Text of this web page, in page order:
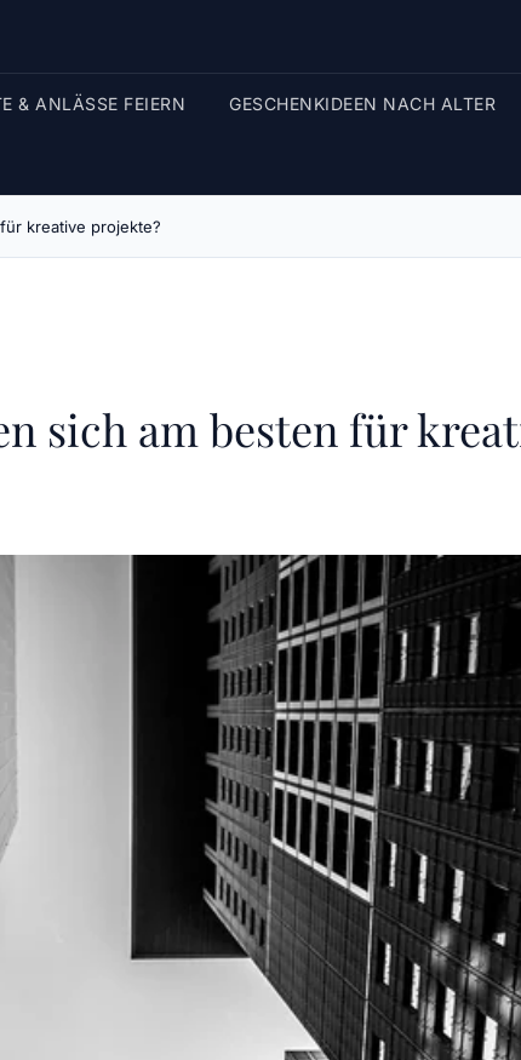
& ANLÄSSE FEIERN GESCHENKIDEEN NACH ALTER
kreative projekte?
sich am besten für